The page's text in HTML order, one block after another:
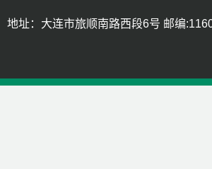
地址：大连市旅顺南路西段6号 邮编